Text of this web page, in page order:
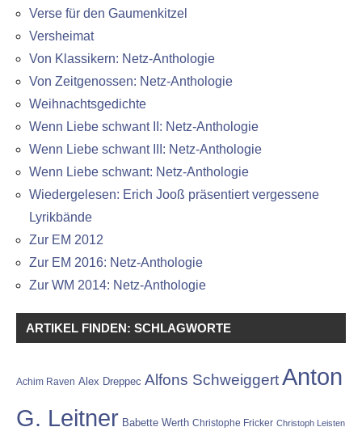
Verse für den Gaumenkitzel
Versheimat
Von Klassikern: Netz-Anthologie
Von Zeitgenossen: Netz-Anthologie
Weihnachtsgedichte
Wenn Liebe schwant II: Netz-Anthologie
Wenn Liebe schwant III: Netz-Anthologie
Wenn Liebe schwant: Netz-Anthologie
Wiedergelesen: Erich Jooß präsentiert vergessene
Lyrikbände
Zur EM 2012
Zur EM 2016: Netz-Anthologie
Zur WM 2014: Netz-Anthologie
ARTIKEL FINDEN: SCHLAGWORTE
Achim Raven Alex Dreppec Alfons SchweiggertAnton
G. Leitner Babette Werth Christophe Fricker Christoph Leisten